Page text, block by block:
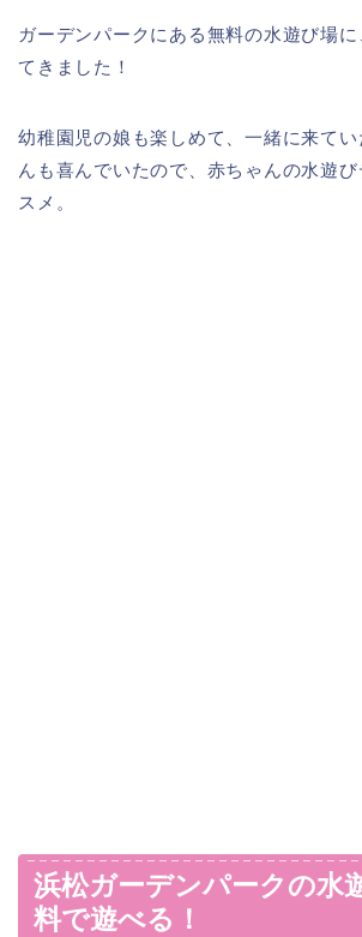
ガーデンパークにある無料の水遊び場
てきました！
幼稚園児の娘も楽しめて、一緒に来て
んも喜んでいたので、赤ちゃんの水遊
スメ。
浜松ガーデンパークの水
料で遊べる！